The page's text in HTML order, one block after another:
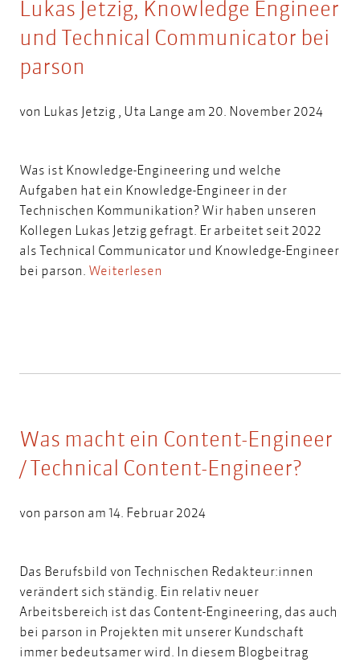
Lukas Jetzig, Knowledge Engineer
und Technical Communicator bei
parson
von Lukas Jetzig Uta Lange am 20. November 2024
Was ist Knowledge-Engineering und welche
Aufgaben hat ein Knowledge-Engineer in der
Technischen Kommunikation? Wir haben unseren
Kollegen Lukas Jetzig gefragt. Er arbeitet seit 2022
als Technical Communicator und Knowledge-Engineer
bei parson. Weiterlesen
Was macht ein Content-Engineer
/ Technical Content-Engineer?
von parson am 14. Februar 2024
Das Berufsbild von Technischen Redakteur:innen
verändert sich ständig. Ein relativ neuer
Arbeitsbereich ist das Content-Engineering, das auch
bei parson in Projekten mit unserer Kundschaft
immer bedeutsamer wird. In diesem Blogbeitrag